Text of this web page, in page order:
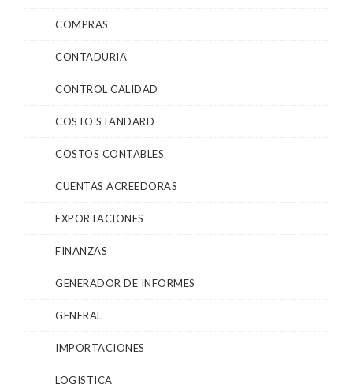
COMPRAS
CONTADURIA
CONTROL CALIDAD
COSTO STANDARD
COSTOS CONTABLES
CUENTAS ACREEDORAS
EXPORTACIONES
FINANZAS
GENERADOR DE INFORMES
GENERAL
IMPORTACIONES
LOGISTICA